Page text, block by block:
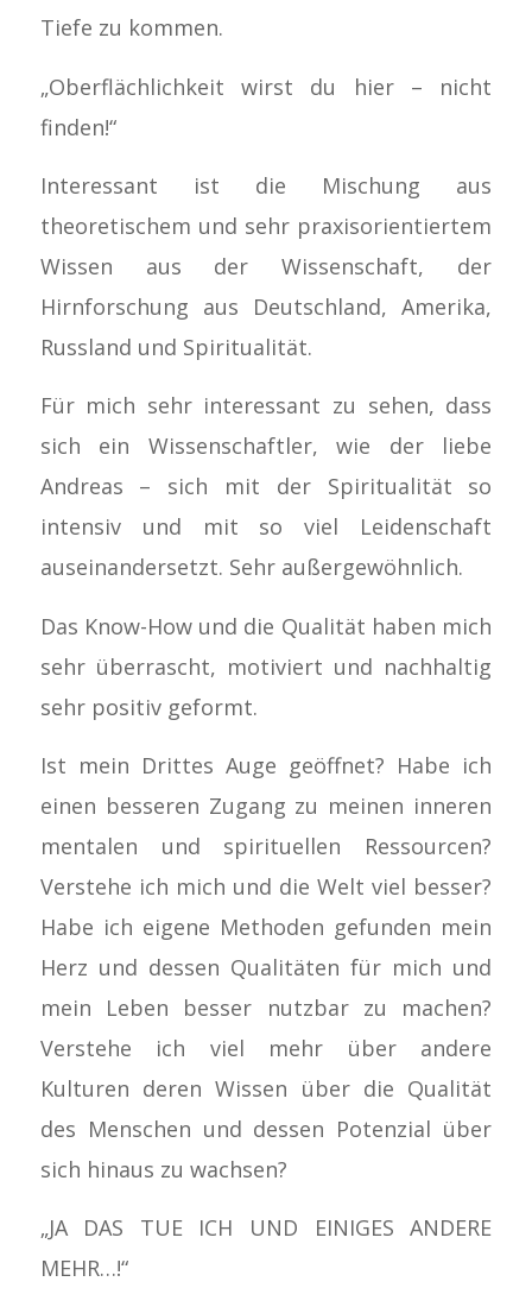
Tiefe zu kommen.
„Oberflächlichkeit wirst du hier – nicht
finden!“
Interessant ist die Mischung aus
theoretischem und sehr praxisorientiertem
Wissen aus der Wissenschaft, der
Hirnforschung aus Deutschland, Amerika,
Russland und Spiritualität.
Für mich sehr interessant zu sehen, dass
sich ein Wissenschaftler, wie der liebe
Andreas – sich mit der Spiritualität so
intensiv und mit so viel Leidenschaft
auseinandersetzt. Sehr außergewöhnlich.
Das Know-How und die Qualität haben mich
sehr überrascht, motiviert und nachhaltig
sehr positiv geformt.
Ist mein Drittes Auge geöffnet? Habe ich
einen besseren Zugang zu meinen inneren
mentalen und spirituellen Ressourcen?
Verstehe ich mich und die Welt viel besser?
Habe ich eigene Methoden gefunden mein
Herz und dessen Qualitäten für mich und
mein Leben besser nutzbar zu machen?
Verstehe ich viel mehr über andere
Kulturen deren Wissen über die Qualität
des Menschen und dessen Potenzial über
sich hinaus zu wachsen?
„JA DAS TUE ICH UND EINIGES ANDERE
MEHR…!“